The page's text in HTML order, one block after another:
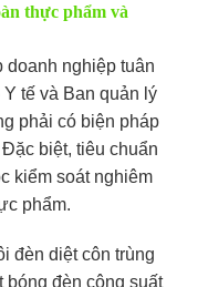
thực phẩm và
doanh nghiệp tuân
tế và Ban quản lý
phải có biện pháp
biệt, tiêu chuẩn
kiểm soát nghiêm
phẩm.
đèn diệt côn trùng
bóng đèn công suất